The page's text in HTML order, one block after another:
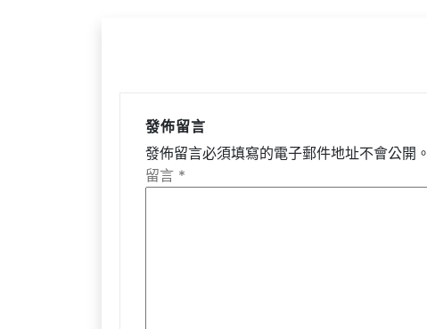
發佈留言
發佈留言必須填寫的電子郵件地址不會公開。
留言 *